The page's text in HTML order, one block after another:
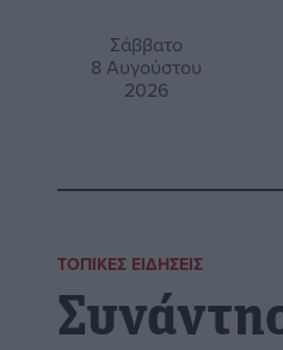
Σάββατο
8 Αυγούστου
2026
ΤΟΠΙΚΈΣ ΕΙΔΉΣΕΙΣ